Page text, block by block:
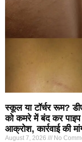
स्कूल या टॉर्चर रूम?
को कमरे में बंद कर पाइप
आक्रोश, कार्रवाई की
August 7, 2026 No